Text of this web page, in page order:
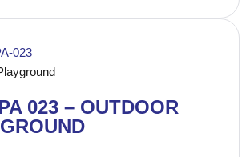
023 – OUTDOOR